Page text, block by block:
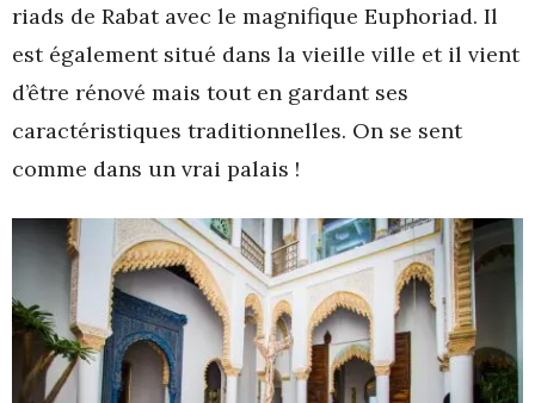
riads de Rabat avec le magnifique Euphoriad. Il
est également situé dans la vieille ville et il vient
d’être rénové mais tout en gardant ses
caractéristiques traditionnelles. On se sent
comme dans un vrai palais !